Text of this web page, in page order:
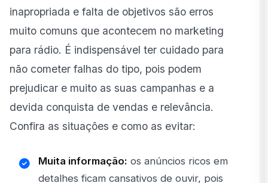
inapropriada e falta de objetivos são erros
muito comuns que acontecem no marketing
para rádio. É indispensável ter cuidado para
não cometer falhas do tipo, pois podem
prejudicar e muito as suas campanhas e a
devida conquista de vendas e relevância.
Confira as situações e como as evitar:
Muita informação: os anúncios ricos em
detalhes ficam cansativos de ouvir, pois